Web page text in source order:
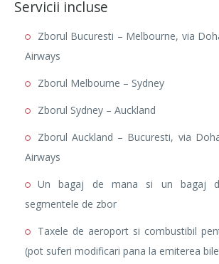
Servicii incluse
Zborul Bucuresti – Melbourne, via
Airways
Zborul Melbourne – Sydney
Zborul Sydney – Auckland
Zborul Auckland – Bucuresti, via
Airways
Un bagaj de mana si un bagaj
segmentele de zbor
Taxele de aeroport si combustibil
(pot suferi modificari pana la emiterea